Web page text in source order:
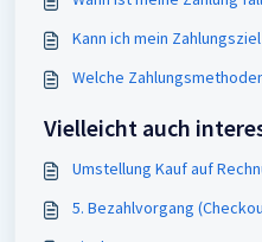
Kann ich mein
Welche
Vielleicht auch
Umstellung Kauf auf
5. Bezahlvorgang